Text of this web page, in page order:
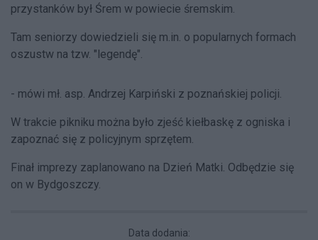
przystanków był Śrem w powiecie śremskim.
Tam seniorzy dowiedzieli się m.in. o popularnych formach
oszustw na tzw. "legendę".
- mówi mł. asp. Andrzej Karpiński z poznańskiej policji.
W trakcie pikniku można było zjeść kiełbaskę z ogniska i
zapoznać się z policyjnym sprzętem.
Finał imprezy zaplanowano na Dzień Matki. Odbędzie się
on w Bydgoszczy.
Data dodania: